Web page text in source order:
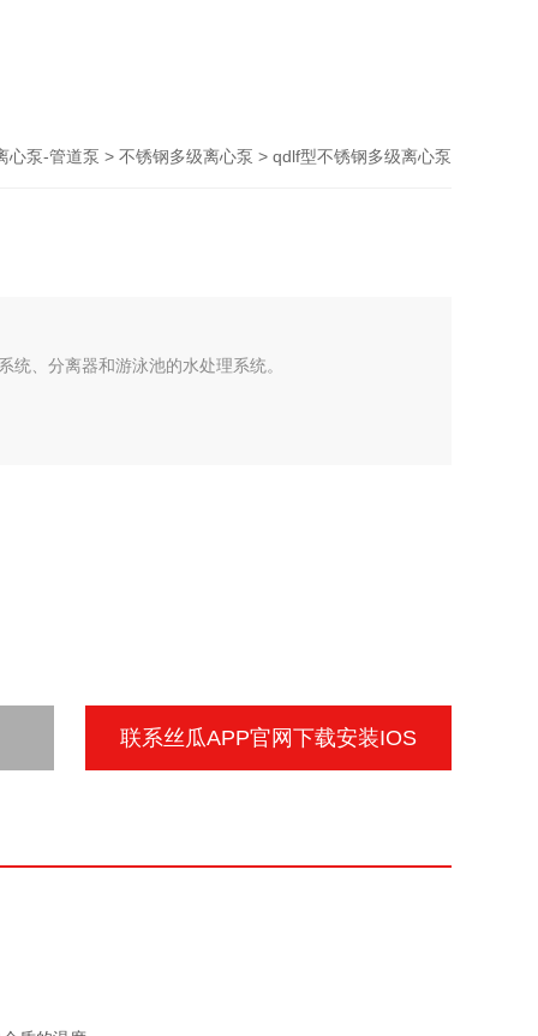
心泵-管道泵 > 不锈钢多级离心泵 > qdlf型不锈钢多级离心泵
统、分离器和游泳池的水处理系统。
联系丝瓜APP官网下载安装IOS